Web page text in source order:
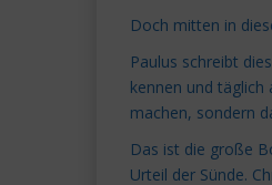
Doch mitten in
Paulus schreibt
kennen und täglich
machen, sondern
Das ist die große
Urteil der Sünde.